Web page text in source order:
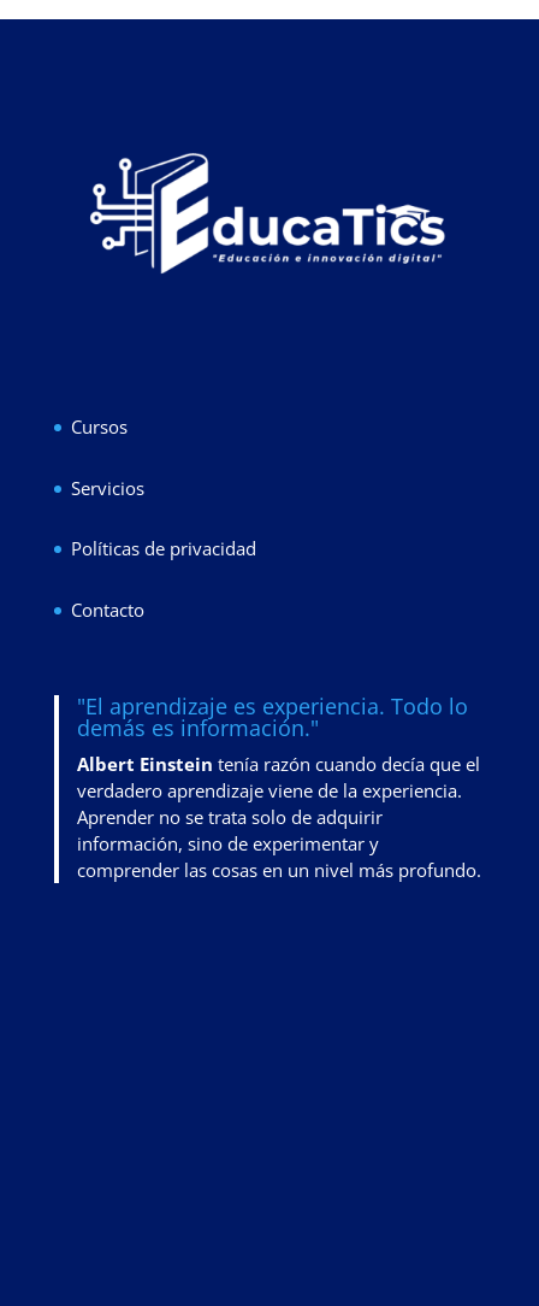
Cursos
Servicios
Políticas de privacidad
Contacto
"El aprendizaje es experiencia. Todo lo
demás es información."
Albert Einstein tenía razón cuando decía que el
verdadero aprendizaje viene de la experiencia.
Aprender no se trata solo de adquirir
información, sino de experimentar y
comprender las cosas en un nivel más profundo.